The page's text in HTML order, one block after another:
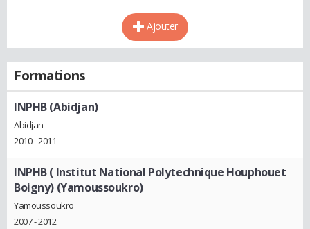
Ajouter
Formations
INPHB (Abidjan)
Abidjan
2010 - 2011
INPHB ( Institut National Polytechnique Houphouet
Boigny) (Yamoussoukro)
Yamoussoukro
2007 - 2012